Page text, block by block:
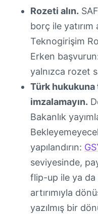
Rozeti alın.
borç ile
Teknogirişim
Erken
yalnızca rozet
Türk hukukuna
imzalamayın.
Bakanlık
yapılandırın:
seviyesinde,
flip-up ile ya da
artırımıyla
yazılmış bir